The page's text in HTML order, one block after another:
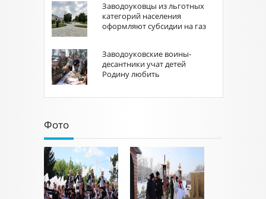
Заводоуковцы из льготных
категорий населения
оформляют субсидии на газ
Заводоуковские воины-
десантники учат детей
Родину любить
Фото